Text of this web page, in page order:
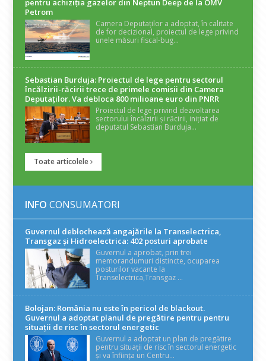
pentru achiziția gazelor din Neptun Deep de la OMV
Petrom
Camera Deputaților a adoptat, în calitate
de for decizional, proiectul de lege privind
unele măsuri fiscal-bug...
Sebastian Burduja: Proiectul de lege pentru sectorul
încălzirii-răcirii trece de primele comisii din Camera
Deputaților. Va debloca 800 milioane euro din PNRR
Proiectul de lege privind dezvoltarea
sectorului încălzirii și răcirii, inițiat de
deputatul Sebastian Burduja...
Toate articolele
INFO CONSUMATORI
Guvernul deblochează angajările la Transelectrica,
Transgaz și Hidroelectrica: 402 posturi aprobate
Guvernul a aprobat, prin trei
memorandumuri distincte, ocuparea
posturilor vacante la
Transelectrica,Transgaz ...
Bolojan: România nu este în pericol de blackout.
Guvernul a adoptat planul de pregătire pentru pentru
situații de risc în sectorul energetic
Guvernul a adoptat un plan de pregătire
pentru situații de risc în sectorul energetic
și va înființa un Centru...